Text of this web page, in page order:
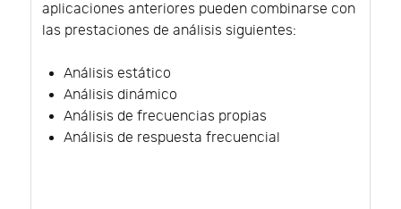
aplicaciones anteriores pueden combinarse con
las prestaciones de análisis siguientes:
Análisis estático
Análisis dinámico
Análisis de frecuencias propias
Análisis de respuesta frecuencial